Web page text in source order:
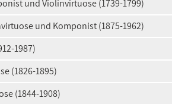
und Violinvirtuose (1739-1799)
und Komponist (1875-1962)
1987)
(1826-1895)
(1844-1908)